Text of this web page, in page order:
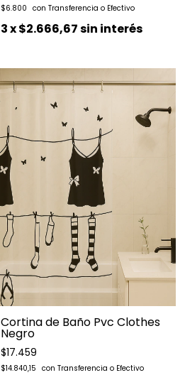
$6.800
3x$2.666,67sin interés
Cortina de Baño Pvc Clothes
Negro
$17.459
$14.840,15